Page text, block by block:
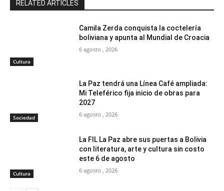
RELATED ARTICLES
Cultura
Camila Zerda conquista la coctelería
boliviana y apunta al Mundial de Croacia
6 agosto , 2026
Sociedad
La Paz tendrá una Línea Café ampliada:
Mi Teleférico fija inicio de obras para
2027
6 agosto , 2026
Cultura
La FIL La Paz abre sus puertas a Bolivia
con literatura, arte y cultura sin costo
este 6 de agosto
6 agosto , 2026